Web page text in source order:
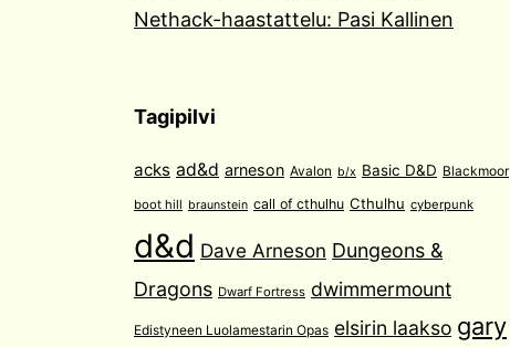
Nethack-haastattelu: Pasi Kallinen
Tagipilvi
acks ad&d arneson Avalon b/x Basic D&D Blackmoor
boot hill braunstein call of cthulhu Cthulhu cyberpunk
d&d Dave Arneson Dungeons &
Dragons Dwarf Fortress dwimmermount
Edistyneen Luolamestarin Opas elsirin laakso gary